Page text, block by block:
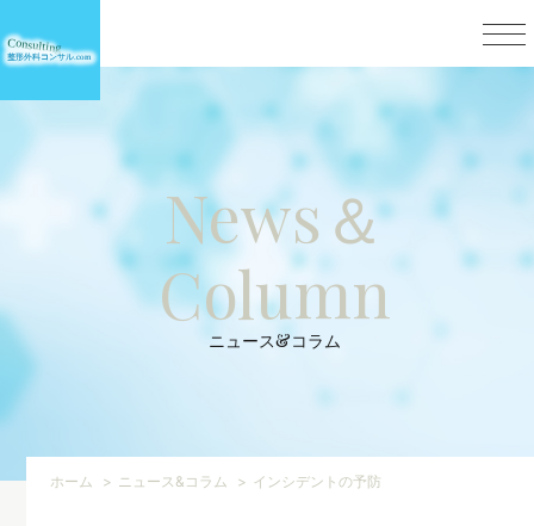
News＆
Column
ニュース&コラム
ホーム ニュース&コラム インシデントの予防